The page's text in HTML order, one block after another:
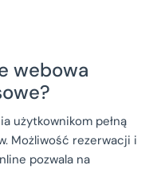
webowa
użytkownikom pełną
Możliwość rezerwacji i
pozwala na